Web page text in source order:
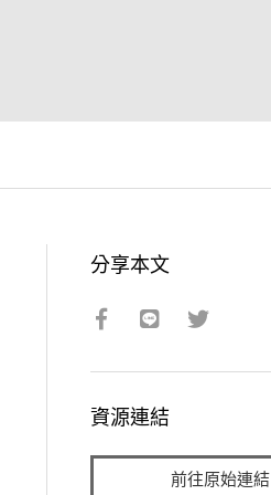
分享本文
資源連結
前往原始連結